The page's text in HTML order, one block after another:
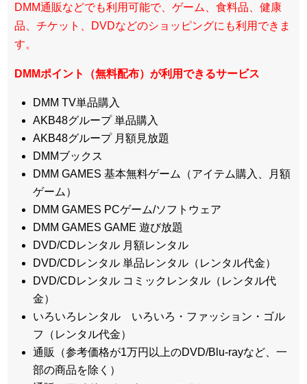
DMM通販などでも利用可能で、ゲーム、食料品、健康
品、チケット、DVDなどのショッピングにも利用できま
す。
DMMポイント（無料配布）が利用できるサービス
DMM TV単品購入
AKB48グループ 単品購入
AKB48グループ 月額見放題
DMMブックス
DMM GAMES 基本無料ゲーム（アイテム購入、月額
ゲーム）
DMM GAMES PCゲーム/ソフトウェア
DMM GAMES GAME 遊び放題
DVD/CDレンタル 月額レンタル
DVD/CDレンタル 単品レンタル（レンタル代金）
DVD/CDレンタル コミックレンタル（レンタル代
金）
いろいろレンタル いろいろ・ファッション・ゴル
フ（レンタル代金）
通販（参考価格が1万円以上のDVD/Blu-rayなど、一
部の商品を除く）